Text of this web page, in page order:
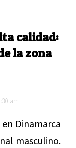
calidad:
la zona
am
Dinamarca
masculino.